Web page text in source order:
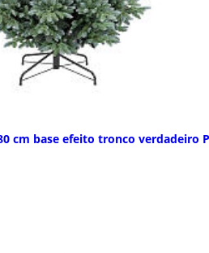
cm base efeito tronco verdadeiro